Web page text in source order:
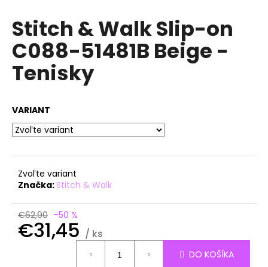
Stitch & Walk Slip-on
C088-51481B Beige -
Tenisky
VARIANT
Zvoľte variant
Značka: Stitch & Walk
€62,90 –50 %
€31,45 / ks
DO KOŠÍKA
j
s
ť
?
HĽADAŤ
O
d
p
o